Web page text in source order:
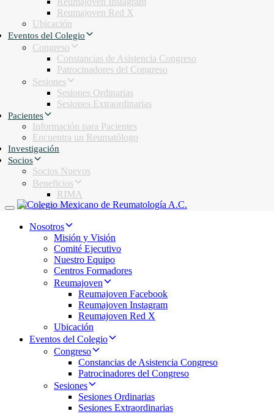
Reumajoven Red X
Ubicación
Eventos del Colegio
Congreso
Constancias de Asistencia Congreso
Patrocinadores del Congreso
Sesiones
Sesiones Ordinarias
Sesiones Extraordinarias
Pacientes
Información para Pacientes
Encuentra un Reumatólogo
Investigación
Socios
Socios Nuevos
Beneficios
RIMA
Facturación
Toggle navigation
Nosotros
Misión y Visión
Comité Ejecutivo
Nuestro Equipo
Centros Formadores
Reumajoven
Reumajoven Facebook
Reumajoven Instagram
Reumajoven Red X
Ubicación
Eventos del Colegio
Congreso
Constancias de Asistencia Congreso
Patrocinadores del Congreso
Sesiones
Sesiones Ordinarias
Sesiones Extraordinarias